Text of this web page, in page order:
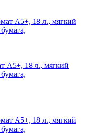
А5+, 18 л., мягкий